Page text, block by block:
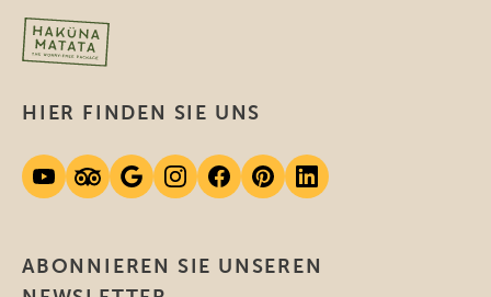
ABONNIEREN SIE UNSEREN
HIER FINDEN SIE UNS